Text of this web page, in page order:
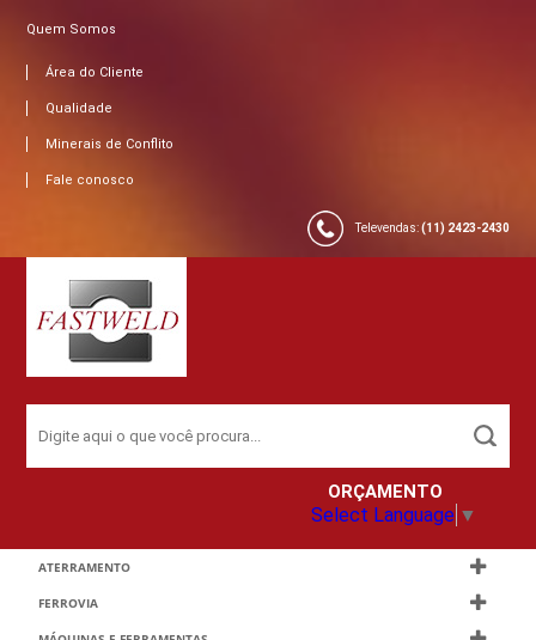
Quem Somos
Área do Cliente
Qualidade
Minerais de Conflito
Fale conosco
Televendas:(11) 2423-2430
ORÇAMENTO
Select Language ▼
ATERRAMENTO
FERROVIA